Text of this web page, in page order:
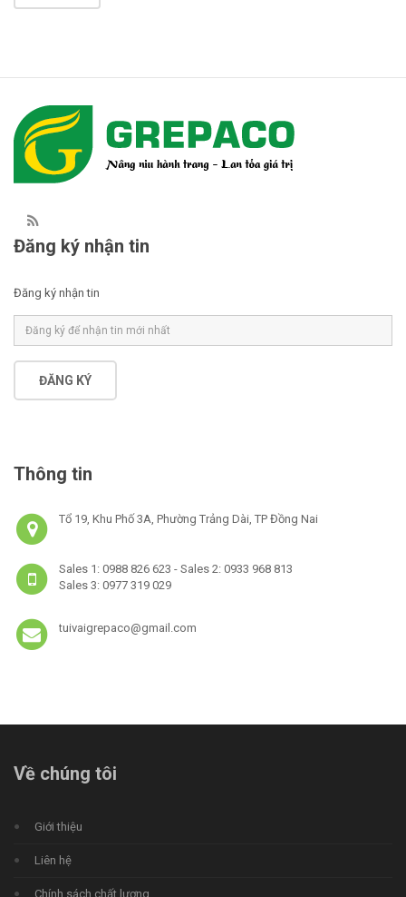
Đăng ký nhận tin
Đăng ký nhận tin
ĐĂNG KÝ
Thông tin
Tổ 19, Khu Phố 3A, Phường Trảng Dài, TP Đồng Nai
Sales 1: 0988 826 623 - Sales 2: 0933 968 813
Sales 3: 0977 319 029
tuivaigrepaco@gmail.com
Về chúng tôi
Giới thiệu
Liên hệ
Chính sách chất lượng